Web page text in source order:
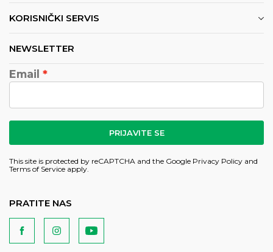
KORISNIČKI SERVIS
NEWSLETTER
Email
PRIJAVITE SE
This site is protected by reCAPTCHA and the Google Privacy Policy and
Terms of Service apply.
PRATITE NAS